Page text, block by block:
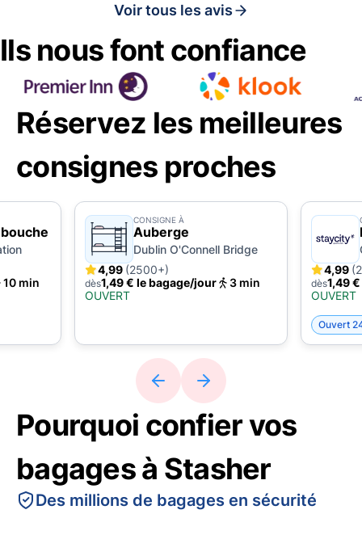
Voir tous les avis
Ils nous font confiance
Réservez les meilleures
consignes proches
10 min
CONSIGNE À
Auberge
Dublin O'Connell Bridge
4,99 (2500+)
dès1,49 € le bagage/jour
3 min
OUVERT
4,99
dès1,49
OUVERT
Ouvert
Pourquoi confier vos
bagages à Stasher
Des millions de bagages en sécurité